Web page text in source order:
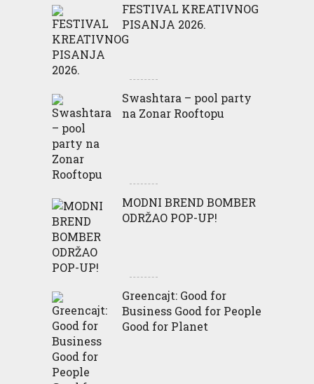
FESTIVAL KREATIVNOG
PISANJA 2026.
Swashtara – pool party
na Zonar Rooftopu
MODNI BREND BOMBER
ODRŽAO POP-UP!
Greencajt: Good for
Business Good for People
Good for Planet